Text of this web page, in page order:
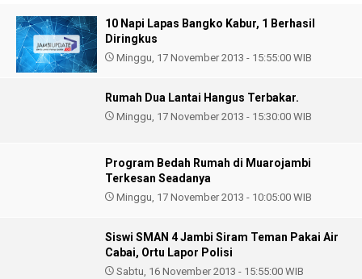
10 Napi Lapas Bangko Kabur, 1 Berhasil
Diringkus
Minggu, 17 November 2013 - 15:55:00 WIB
Rumah Dua Lantai Hangus Terbakar.
Minggu, 17 November 2013 - 15:30:00 WIB
Program Bedah Rumah di Muarojambi
Terkesan Seadanya
Minggu, 17 November 2013 - 10:05:00 WIB
Siswi SMAN 4 Jambi Siram Teman Pakai Air
Cabai, Ortu Lapor Polisi
Sabtu, 16 November 2013 - 15:55:00 WIB